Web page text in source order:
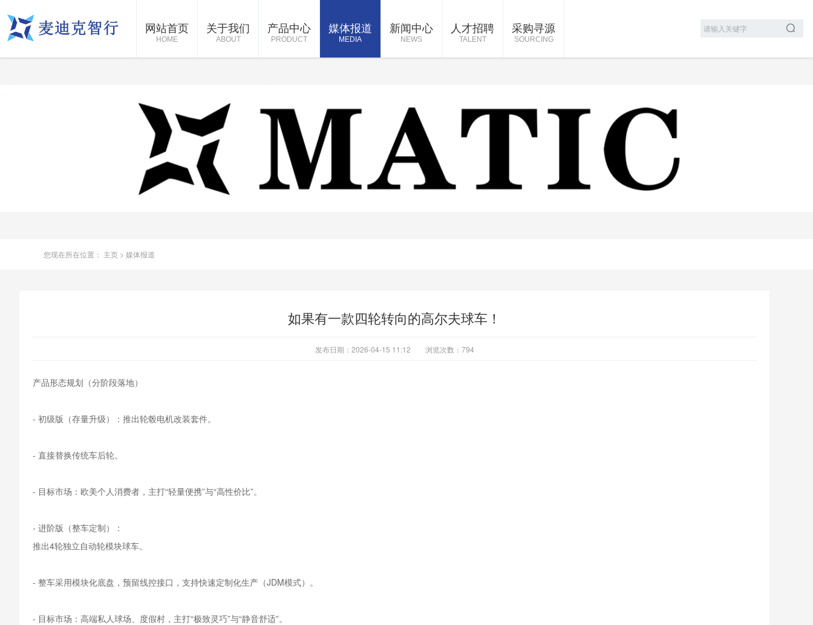
网站首页
HOME
关于我们
ABOUT
产品中心
PRODUCT
媒体报道
MEDIA
新闻中心
NEWS
人才招聘
TALENT
采购寻源
SOURCING
您现在所在位置： 主页 > 媒体报道
如果有一款四轮转向的高尔夫球车！
发布日期：2026-04-15 11:12 浏览次数： 794
产品形态规划（分阶段落地）
- 初级版（存量升级）：推出轮毂电机改装套件。
- 直接替换传统车后轮。
- 目标市场：欧美个人消费者，主打“轻量便携”与“高性价比”。
- 进阶版（整车定制）：
推出4轮独立自动轮模块球车。
- 整车采用模块化底盘 ，预留线控接口，支持快速定制化生产（JDM模式）。
- 目标市场：高端私人球场、度假村，主打“极致灵巧”与“静音舒适”。